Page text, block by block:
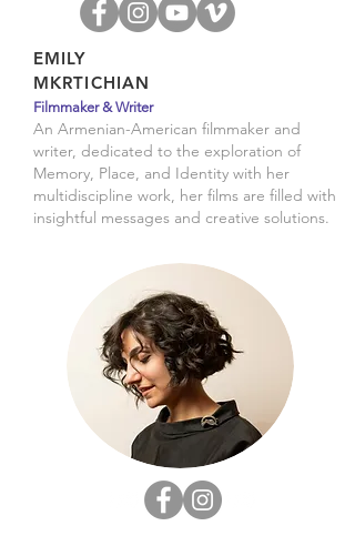
EMILY
MKRTICHIAN
Filmmaker & Writer
An Armenian-American filmmaker and
writer, dedicated to the exploration of
Memory, Place, and Identity with her
multidiscipline work, her films are filled with
insightful messages and creative solutions.